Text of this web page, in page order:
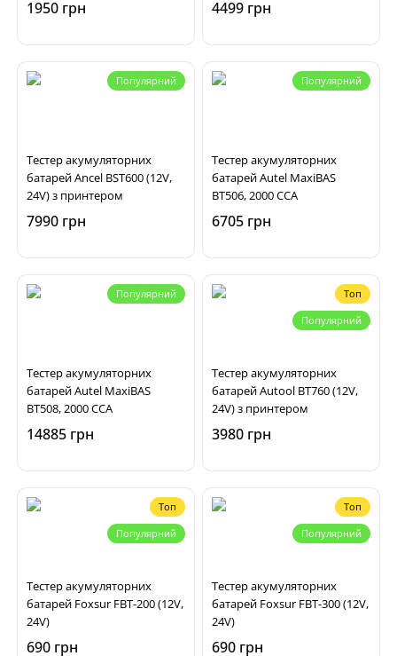
1950 грн 4499 грн
Популярний
Тестер акумуляторних
батарей Ancel BST600 (12V,
24V) з принтером
7990 грн
Популярний
Тестер акумуляторних
батарей Autel MaxiBAS
BT506, 2000 CCA
6705 грн
Популярний
Тестер акумуляторних
батарей Autel MaxiBAS
BT508, 2000 CCA
14885 грн
Топ
Популярний
Тестер акумуляторних
батарей Autool BT760 (12V,
24V) з принтером
3980 грн
Топ
Популярний
Тестер акумуляторних
батарей Foxsur FBT-200 (12V,
24V)
690 грн
Топ
Популярний
Тестер акумуляторних
батарей Foxsur FBT-300 (12V,
24V)
690 грн